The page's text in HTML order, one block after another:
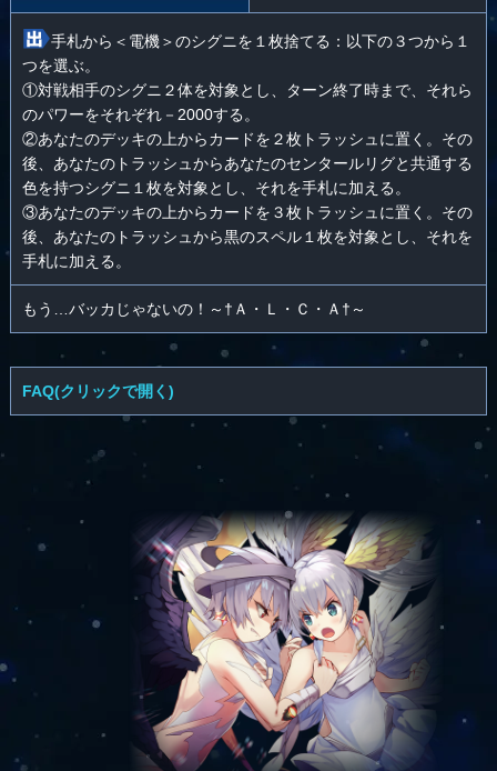
手札から＜電機＞のシグニを１枚捨てる：以下の３つから１
つを選ぶ。
①対戦相手のシグニ２体を対象とし、ターン終了時まで、それら
のパワーをそれぞれ－2000する。
②あなたのデッキの上からカードを２枚トラッシュに置く。その
後、あなたのトラッシュからあなたのセンタールリグと共通する
色を持つシグニ１枚を対象とし、それを手札に加える。
③あなたのデッキの上からカードを３枚トラッシュに置く。その
後、あなたのトラッシュから黒のスペル１枚を対象とし、それを
手札に加える。
もう…バッカじゃないの！～†Ａ・Ｌ・Ｃ・Ａ†～
FAQ(クリックで開く)